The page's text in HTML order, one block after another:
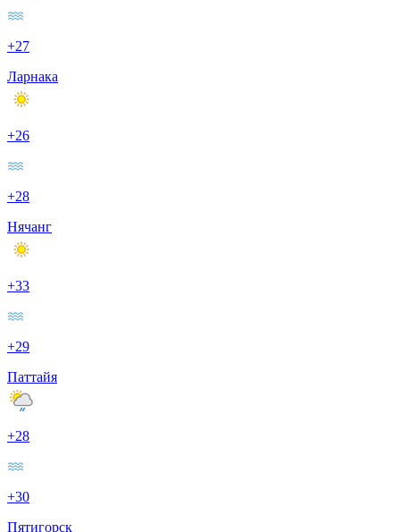
+27
Ларнака
+26
+28
Нячанг
+33
+29
Паттайя
+28
+30
Пятигорск